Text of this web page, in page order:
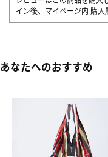
イン後、マイページ内 購入
あなたへのおすすめ